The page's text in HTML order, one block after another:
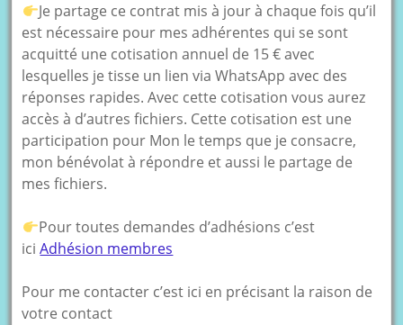
Je partage ce contrat mis à jour à chaque fois qu’il
est nécessaire pour mes adhérentes qui se sont
acquitté une cotisation annuel de 15 € avec
lesquelles je tisse un lien via WhatsApp avec des
réponses rapides. Avec cette cotisation vous aurez
accès à d’autres fichiers. Cette cotisation est une
participation pour Mon le temps que je consacre,
mon bénévolat à répondre et aussi le partage de
mes fichiers.
Pour toutes demandes d’adhésions c’est
iciAdhésion membres
Pour me contacter c’est ici en précisant la raison de
votre contact